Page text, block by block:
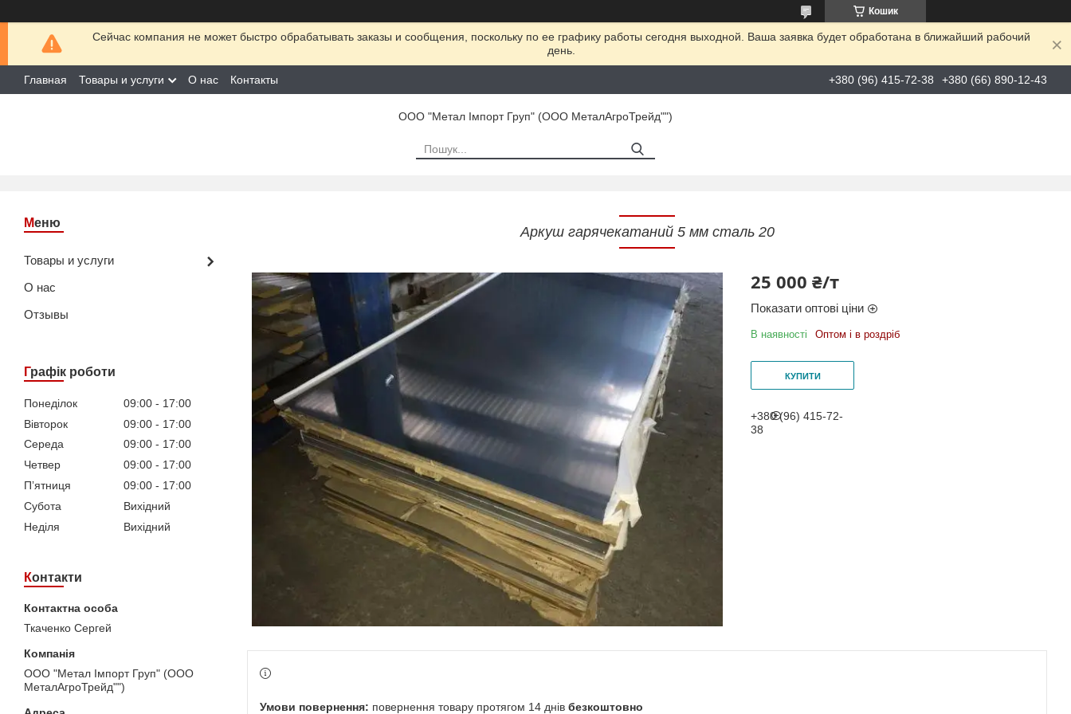
Кошик
Сейчас компания не может быстро обрабатывать заказы и сообщения, поскольку по ее графику работы сегодня выходной. Ваша заявка будет обработана в ближайший рабочий
день.
Главная Товары и услуги О нас Контакты +380 (96) 415-72-38 +380 (66) 890-12-43
ООО "Метал Імпорт Груп" (ООО МеталАгроТрейд"")
Товары и услуги
О нас
Отзывы
Графік роботи
Понеділок 09:00
17:00
Вівторок
09:00
17:00
Середа
09:00
17:00
Четвер
09:00
17:00
Пʼятниця
09:00
17:00
Субота
Вихідний
Неділя
Вихідний
Контакти
Ткаченко Сергей
ООО "Метал Імпорт Груп" (ООО
МеталАгроТрейд"")
Аркуш гарячекатаний 5 мм сталь 20
25 000 ₴/т
Показати оптові ціни
В наявності Оптом і в роздріб
КУПИТИ
+380 (96) 415-72-
38
повернення товару протягом 14 днів безкоштовно